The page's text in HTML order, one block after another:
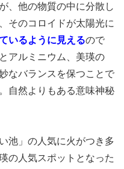
、他の物質の中に分散し
そのコロイドが太陽光に
いるように見えるので
アルミニウム、美瑛の
なバランスを保つことで
自然よりもある意味神秘
池」の人気に火がつき多
の人気スポットとなった